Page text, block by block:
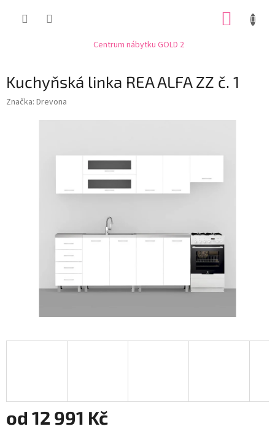
Centrum nábytku GOLD 2
Kuchyňská linka REA ALFA ZZ č. 1
Značka: Drevona
od 12 991 Kč